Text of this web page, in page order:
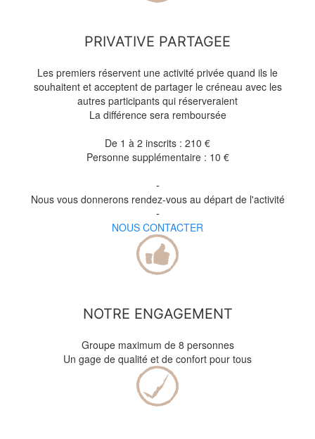
PRIVATIVE PARTAGEE
Les premiers réservent une activité privée quand ils le
souhaitent et acceptent de partager le créneau avec les
autres participants qui réserveraient
La différence sera remboursée
De 1 à 2 inscrits : 210 €
Personne supplémentaire : 10 €
-
Nous vous donnerons rendez-vous au départ de l'activité
-
NOUS CONTACTER
NOTRE ENGAGEMENT
Groupe maximum de 8 personnes
Un gage de qualité et de confort pour tous